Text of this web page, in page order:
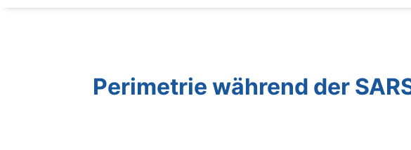
Perimetrie während der